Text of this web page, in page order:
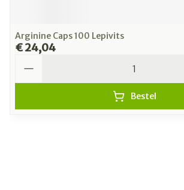
Arginine Caps 100 Lepivits
€ 24,04
Bestel